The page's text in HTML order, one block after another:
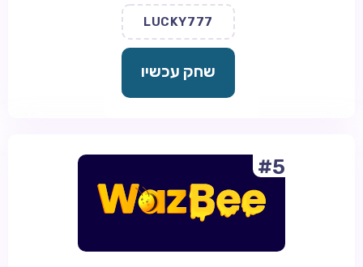
LUCKY777
שחק עכשיו
#5